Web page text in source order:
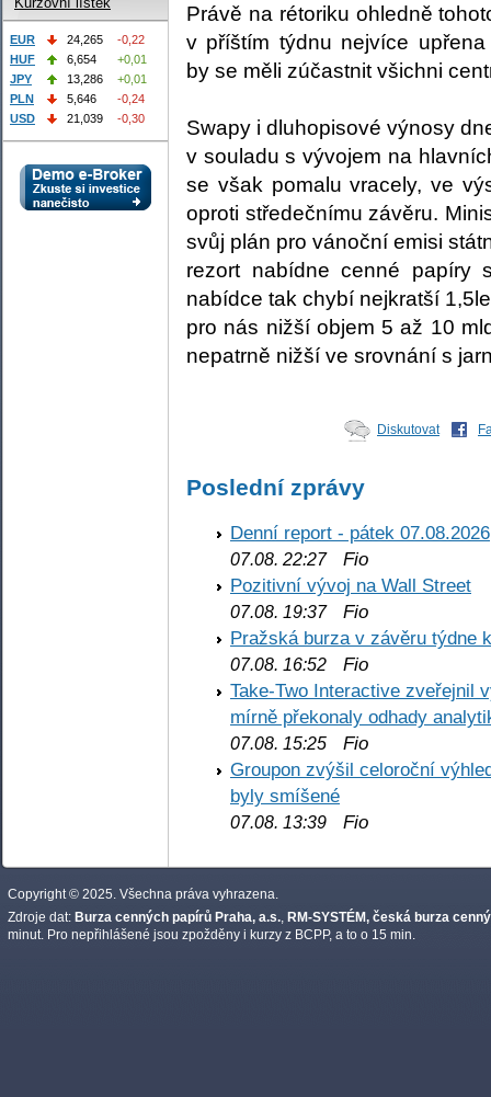
Právě na rétoriku ohledně
v příštím týdnu nejvíce
by se měli zúčastnit všichni
Swapy i dluhopisové výnosy
v souladu s vývojem na
se však pomalu vracely, ve
oproti středečnímu závěru.
svůj plán pro vánoční emisi
rezort nabídne cenné
nabídce tak chybí nejkratší
pro nás nižší objem 5 až 10
nepatrně nižší ve srovnání s
Diskutovat
Poslední zprávy
Denní report - pátek 07.08.2026
07.08. 22:27Fio
Pozitivní vývoj na Wall Street
07.08. 19:37Fio
Pražská burza v závěru týdne
07.08. 16:52 Fio
Take-Two Interactive zveřejnil
mírně překonaly odhady
07.08. 15:25 Fio
Groupon zvýšil celoroční
byly smíšené
07.08. 13:39 Fio
EUR 24,265
-0,22
HUF
6,654
+0,01
JPY
13,286
+0,01
PLN
5,646
-0,24
USD
21,039 -0,30
Copyright © 2025. Všechna práva vyhrazena.
Zdroje dat: Burza cenných papírů Praha, a.s. RM-SYSTÉM, česká burza
minut. Pro nepřihlášené jsou zpožděny i kurzy z BCPP, a to o 15 min.